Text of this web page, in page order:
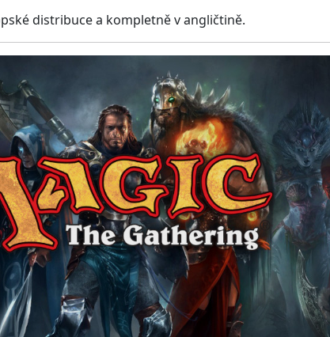
distribuce a kompletně v angličtině.